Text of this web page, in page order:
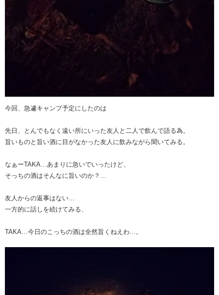
今回、急遽キャンプ予定にしたのは
先日、とんでもなく遠い所にいった友人と二人で飲んで語る為。
旨いものと旨い酒に目がなかった友人に飲みながら聞いてみる。
なぁーTAKA…あまりに急いでいったけど、
そっちの酒はそんなに旨いのか？…
友人からの返事はない…
一方的に話しを続けてみる、
TAKA…今日のこっちの酒は全然旨くねえわ…。